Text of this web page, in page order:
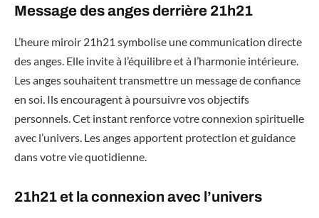
Message des anges derrière 21h21
L’heure miroir 21h21 symbolise une communication directe
des anges. Elle invite à l’équilibre et à l’harmonie intérieure.
Les anges souhaitent transmettre un message de confiance
en soi. Ils encouragent à poursuivre vos objectifs
personnels. Cet instant renforce votre connexion spirituelle
avec l’univers. Les anges apportent protection et guidance
dans votre vie quotidienne.
21h21 et la connexion avec l’univers